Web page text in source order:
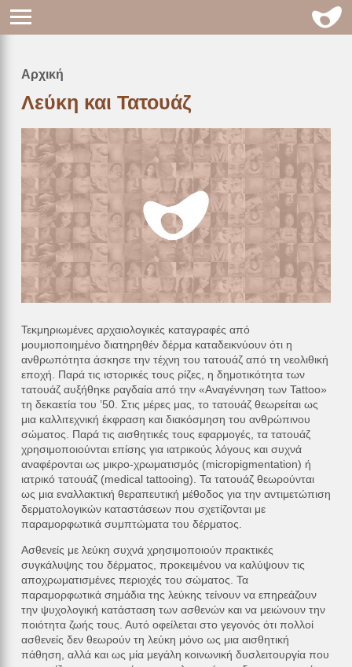
Breadcrumb
Αρχική
Λεύκη και Τατουάζ
Τεκμηριωμένες αρχαιολογικές καταγραφές από
μουμιοποιημένο διατηρηθέν δέρμα καταδεικνύουν ότι η
ανθρωπότητα άσκησε την τέχνη του τατουάζ από τη νεολιθική
εποχή. Παρά τις ιστορικές τους ρίζες, η δημοτικότητα των
τατουάζ αυξήθηκε ραγδαία από την «Αναγέννηση των Tattoo»
τη δεκαετία του ’50. Στις μέρες μας, το τατουάζ θεωρείται ως
μια καλλιτεχνική έκφραση και διακόσμηση του ανθρώπινου
σώματος. Παρά τις αισθητικές τους εφαρμογές, τα τατουάζ
χρησιμοποιούνται επίσης για ιατρικούς λόγους και συχνά
αναφέρονται ως μικρο-χρωματισμός (micropigmentation) ή
ιατρικό τατουάζ (medical tattooing). Τα τατουάζ θεωρούνται
ως μια εναλλακτική θεραπευτική μέθοδος για την αντιμετώπιση
δερματολογικών καταστάσεων που σχετίζονται με
παραμορφωτικά συμπτώματα του δέρματος.
Ασθενείς με λεύκη συχνά χρησιμοποιούν πρακτικές
συγκάλυψης του δέρματος, προκειμένου να καλύψουν τις
αποχρωματισμένες περιοχές του σώματος. Τα
παραμορφωτικά σημάδια της λεύκης τείνουν να επηρεάζουν
την ψυχολογική κατάσταση των ασθενών και να μειώνουν την
ποιότητα ζωής τους. Αυτό οφείλεται στο γεγονός ότι πολλοί
ασθενείς δεν θεωρούν τη λεύκη μόνο ως μια αισθητική
πάθηση, αλλά και ως μία μεγάλη κοινωνική δυσλειτουργία που